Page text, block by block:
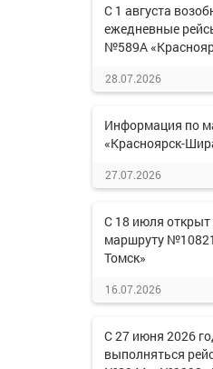
С 1 августа
ежедневные
№589А
28.07.2026
Информация по
«Красноярск-
27.07.2026
С 18 июля открыт
маршруту
Томск»
16.07.2026
С 27 июня 2026
выполняться